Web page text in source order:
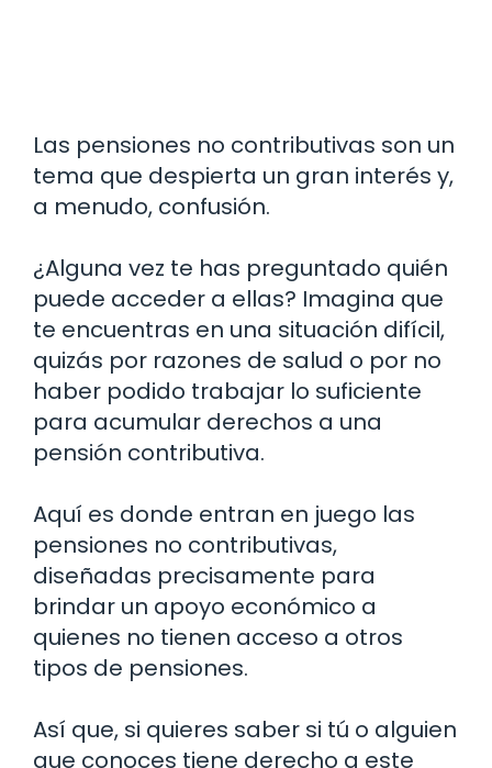
Las pensiones no contributivas son un
tema que despierta un gran interés y,
a menudo, confusión.
¿Alguna vez te has preguntado quién
puede acceder a ellas? Imagina que
te encuentras en una situación difícil,
quizás por razones de salud o por no
haber podido trabajar lo suficiente
para acumular derechos a una
pensión contributiva.
Aquí es donde entran en juego las
pensiones no contributivas,
diseñadas precisamente para
brindar un apoyo económico a
quienes no tienen acceso a otros
tipos de pensiones.
Así que, si quieres saber si tú o alguien
que conoces tiene derecho a este